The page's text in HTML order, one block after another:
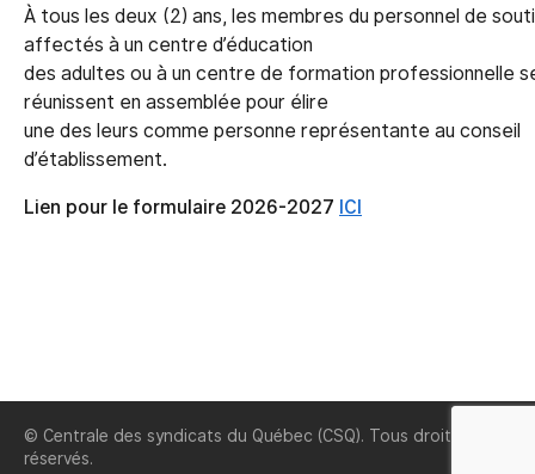
À tous les deux (2) ans, les membres du personnel de
affectés à un centre d’éducation
des adultes ou à un centre de formation professionnelle
réunissent en assemblée pour élire
une des leurs comme personne représentante au conseil
d’établissement.
Lien pour le formulaire 2026-2027 ICI
© Centrale des syndicats du Québec (CSQ). Tous droits
réservés.